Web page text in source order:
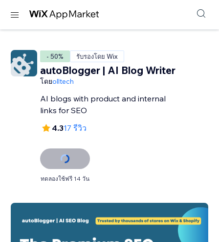
- 50% รับรองโดย Wix
autoBlogger | AI Blog Writer
โดยolltech
AI blogs with product and internal
links for SEO
4.317 รีวิว
ทดลองใช้ฟรี 14 วัน